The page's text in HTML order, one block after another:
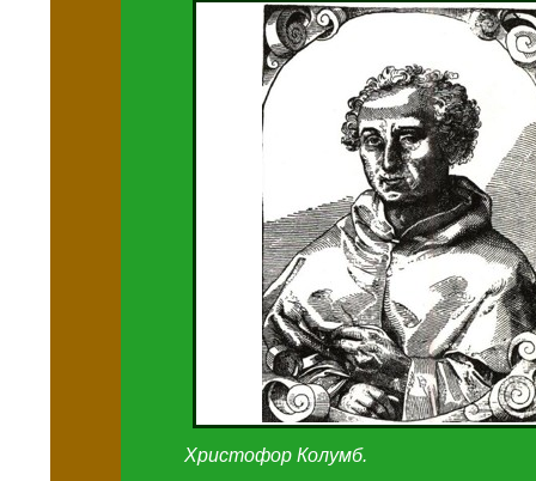
Христофор Колумб.